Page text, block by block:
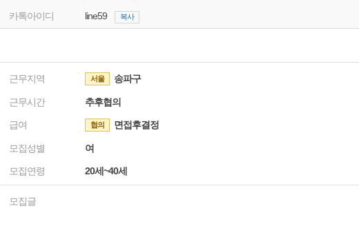
카톡아이디 line59 복사
근무지역 서울 송파구
근무시간 추후협의
급여 협의 면접후결정
모집성별 여
모집연령 20세~40세
모집글